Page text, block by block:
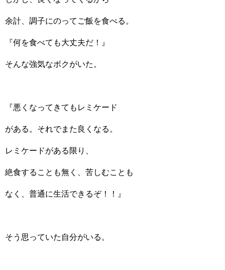
余計、調子にのってご飯を食べる。
『何を食べても大丈夫だ！』
そんな強気なボクがいた。
『悪くなってきてもレミケード
がある。それでまた良くなる。
レミケードがある限り、
絶食することも無く、苦しむことも
なく、普通に生活できるぞ！！』
そう思っていた自分がいる。